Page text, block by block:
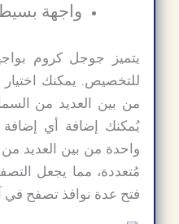
واجهة
يتميز جوجل كروم
للتخصيص. يمكنك اختيار
من بين العديد من
يُمكنك إضافة أي إضافة
واحدة من بين العديد
مُتعددة، مما يجعل
فتح عدة نوافذ تصفح في